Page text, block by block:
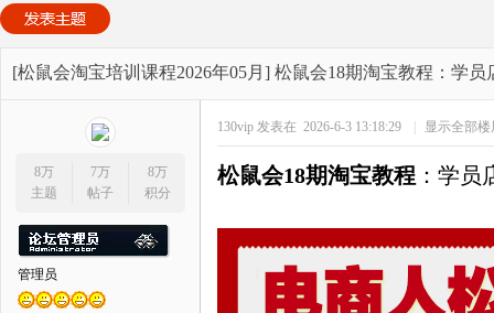
开 » › › ›
[松鼠会淘宝培训课程2026年05月] 松鼠会18期淘宝教程：学员
8万
主题
7万
帖子
8万
积分
管理员
130vip 发表在 2026-6-3 13:18:29 | 显示全部楼
松鼠会18期淘宝教程 ：学员